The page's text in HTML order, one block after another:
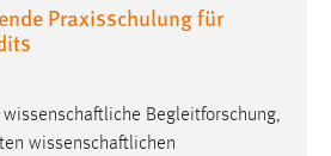
Praxisschulung für
wissenschaftliche Begleitforschung,
wissenschaftlichen